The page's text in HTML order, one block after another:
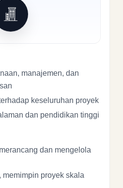
manajemen, dan
keseluruhan proyek
dan pendidikan tinggi
dan mengelola
memimpin proyek skala